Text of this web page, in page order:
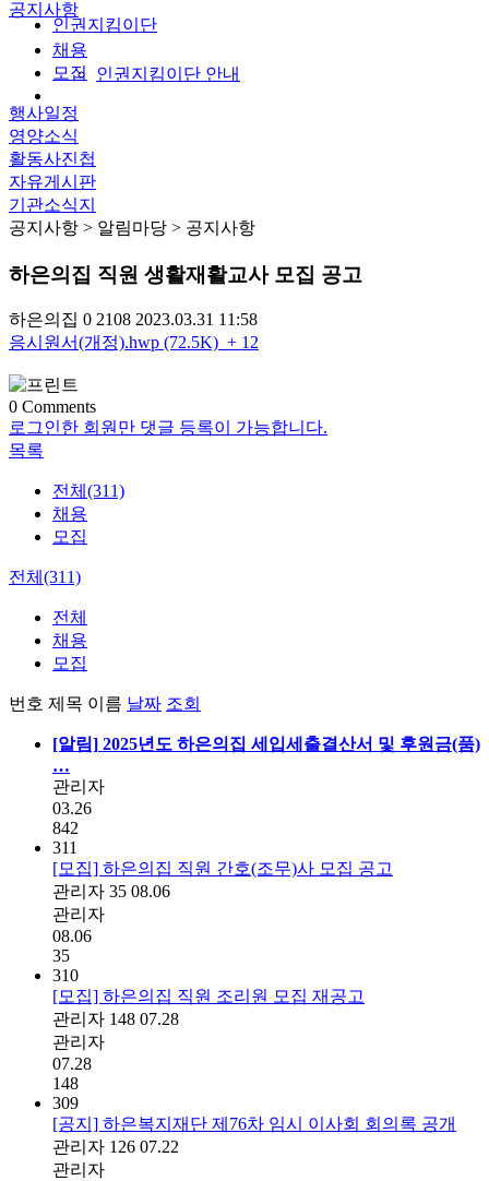
인권지킴이단
인권지킴이단 안내
공지사항
채용
모집
행사일정
영양소식
활동사진첩
자유게시판
기관소식지
공지사항 > 알림마당 > 공지사항
하은의집 직원 생활재활교사 모집 공고
하은의집 0 2108 2023.03.31 11:58
응시원서(개정).hwp (72.5K) + 12
0 Comments
로그인한 회원만 댓글 등록이 가능합니다.
목록
전체(311)
채용
모집
전체(311)
전체
채용
모집
번호 제목 이름 날짜 조회
[알림] 2025년도 하은의집 세입세출결산서 및 후원금(품)
…
관리자
03.26
842
311
[모집] 하은의집 직원 간호(조무)사 모집 공고
관리자 35 08.06
관리자
08.06
35
310
[모집] 하은의집 직원 조리원 모집 재공고
관리자 148 07.28
관리자
07.28
148
309
[공지] 하은복지재단 제76차 임시 이사회 회의록 공개
관리자 126 07.22
관리자